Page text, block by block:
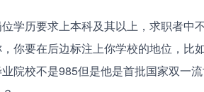
学历要求上本科及其以上，求职者中
你要在后边标注上你学校的地位，比
院校不是985但是他是首批国家双一